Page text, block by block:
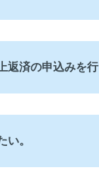
返済の申込みを
い。